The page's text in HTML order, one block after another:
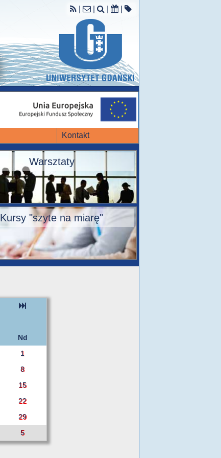
Kontakt
Warsztaty
Kursy "szyte na miarę"
Nd
1
8
15
22
29
5